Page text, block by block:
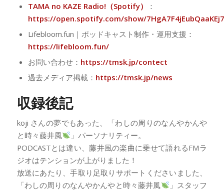
TAMA no KAZE Radio!（Spotify）
：
https://open.spotify.com/show/
Lifebloom.fun｜ポッドキャスト制作・運用支援：
https://lifebloom.fun/
お問い合わせ： https://tmsk.jp/contect
過去メディア掲載： https://tmsk.jp/news
収録後記
koji さんの夢でもあった、「わしの周りのなんやかんや
と時々藤井風
」パーソナリティー。
PODCASTとは違い、藤井風の楽曲に乗せて語れるFMラ
ジオはテンションが上がりました！
放送にあたり、手取り足取りサポートくださいました、
「わしの周りのなんやかんやと時々藤井風
」スタッフ